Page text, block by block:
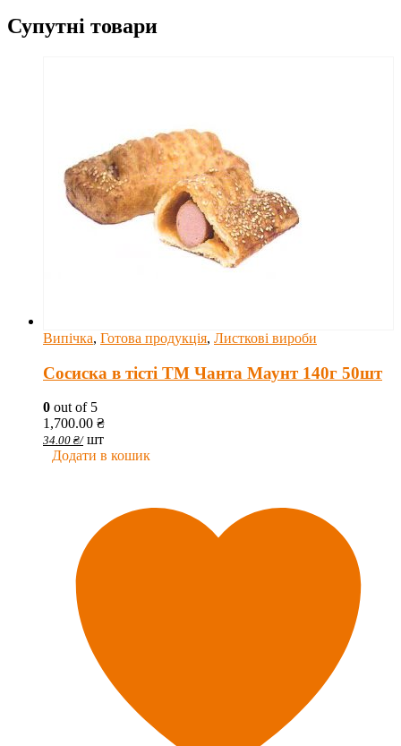
Супутні товари
Випічка, Готова продукція, Листкові вироби
Сосиска в тісті ТМ Чанта Маунт 140г 50шт
0 out of 5
1,700.00 ₴
34.00 ₴/ шт
Додати в кошик